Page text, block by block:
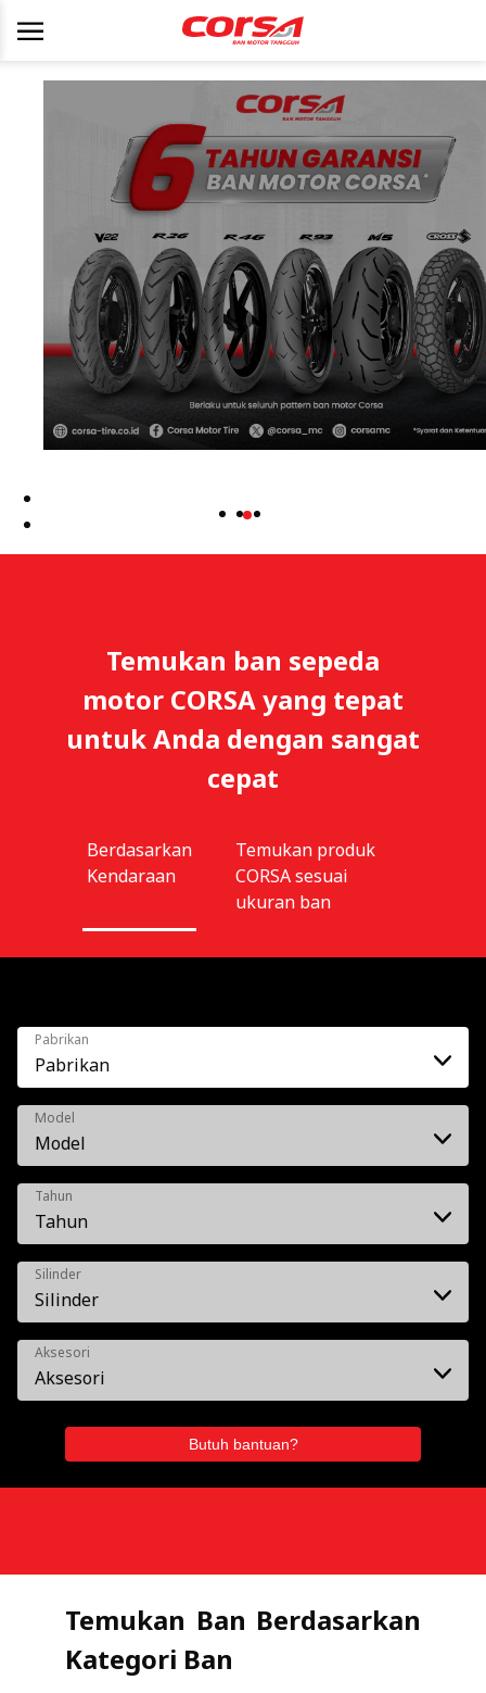
(Current Slide)
Temukan ban sepeda
motor CORSA yang tepat
untuk Anda dengan sangat
cepat
Berdasarkan
Kendaraan
Temukan produk
CORSA sesuai
ukuran ban
Pabrikan
Pabrikan
Model
Model
Tahun
Tahun
Silinder
Silinder
Aksesori
Aksesori
Butuh bantuan?
Temukan Ban Berdasarkan
Kategori Ban